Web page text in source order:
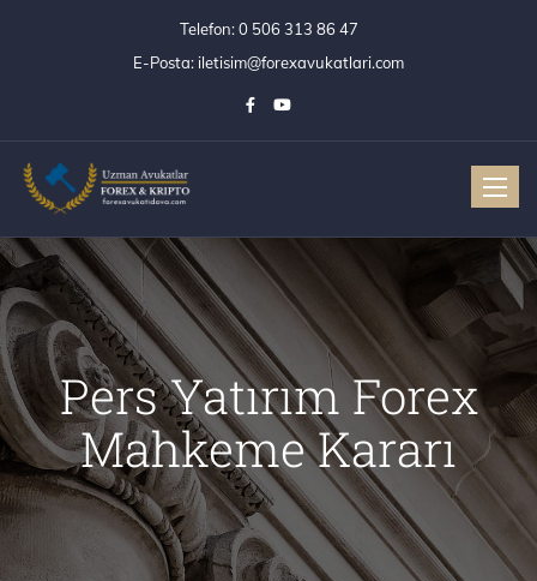
Telefon:0 506 313 86 47
E-Posta: iletisim@forexavukatlari.com
Pers Yatırım Forex
Mahkeme Kararı